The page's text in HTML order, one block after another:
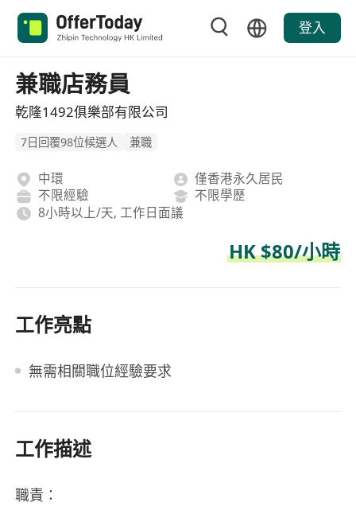
登入
兼職店務員
乾隆1492俱樂部有限公司
7日回覆98位候選人 兼職
中環
僅香港永久居民
不限經驗
不限學歷
8小時以上/天, 工作日面議
HK $80/小時
工作亮點
無需相關職位經驗要求
工作描述
職責：